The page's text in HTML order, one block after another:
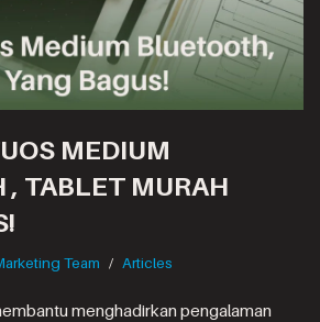
MEDIUM
, TABLET MURAH
Team Articles
menghadirkan pengalaman